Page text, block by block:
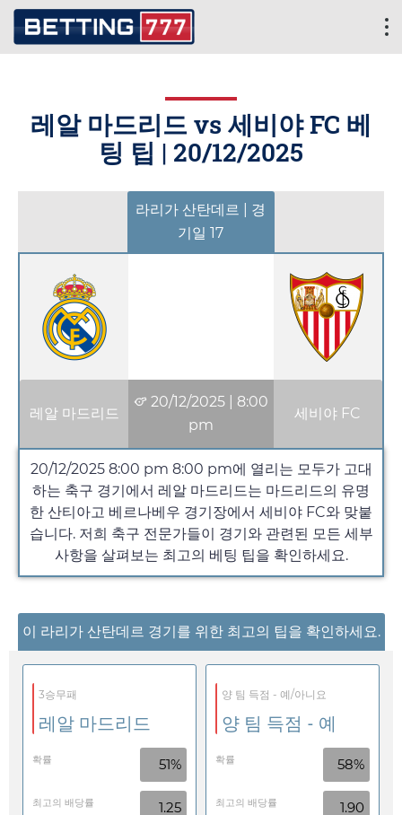
레알 마드리드 vs 세비야 FC 베
팅 팁 | 20/12/2025
라리가 산탄데르 | 경
기일 17
레알 마드리드
20/12/2025| 8:00
pm
세비야 FC
20/12/2025 8:00 pm 8:00 pm에 열리는 모두가 고대
하는 축구 경기에서 레알 마드리드는 마드리드의 유명
한 산티아고 베르나베우 경기장에서 세비야 FC와 맞붙
습니다. 저희 축구 전문가들이 경기와 관련된 모든 세부
사항을 살펴보는 최고의 베팅 팁을 확인하세요.
이 라리가 산탄데르 경기를 위한 최고의 팁을 확인하세요.
3승무패
레알 마드리드
확률 51%
최고의 배당률 1.25
양 팀 득점 - 예/아니요
양 팀 득점 - 예
확률 58%
최고의 배당률 1.90